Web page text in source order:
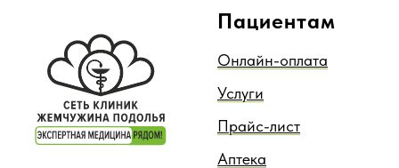
Пациентам
Онлайн-оплата
Услуги
Прайс-лист
Аптека